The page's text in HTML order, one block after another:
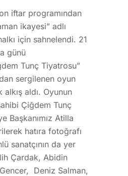
iftar programından
ikayesi” adlı
için sahnelendi. 21
günü
Tunç Tiyatrosu”
sergilenen oyun
aldı. Oyunun
Çiğdem Tunç
Başkanımız Atilla
hatıra fotoğrafı
sanatçının da yer
Çardak, Abidin
Deniz Salman,